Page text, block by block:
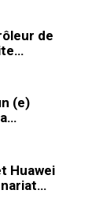
de
(e)
Huawei